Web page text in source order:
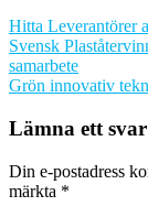
Hitta Leverantörer
Svensk
samarbete
Grön innovativ
Lämna ett svar
Din e-postadress
märkta *